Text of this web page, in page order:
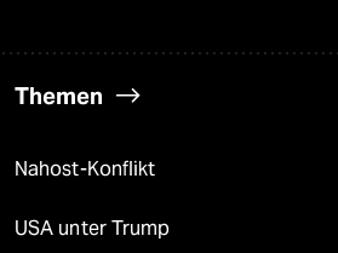
Themen
Nahost-Konflikt
USA unter Trump